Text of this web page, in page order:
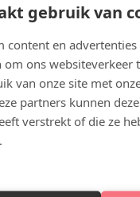
gebruik van
content en
ons websiteverkeer
van onze site met
partners kunnen
verstrekt of die ze
goedgekeurd
Bocouture, Azzalure